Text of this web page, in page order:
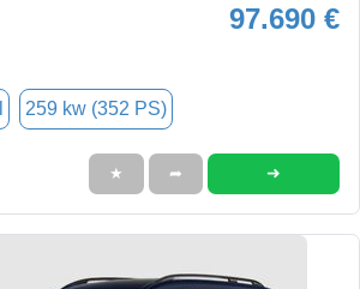
97.690 €
259 kw (352 PS)
★ ➦ ➜